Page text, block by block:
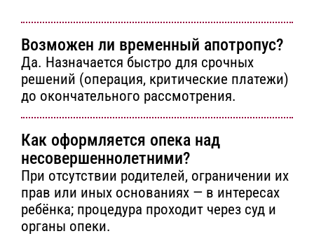
Возможен ли временный апотропус?
Да. Назначается быстро для срочных
решений (операция, критические платежи)
до окончательного рассмотрения.
Как оформляется опека над
несовершеннолетними?
При отсутствии родителей, ограничении их
прав или иных основаниях — в интересах
ребёнка; процедура проходит через суд и
органы опеки.